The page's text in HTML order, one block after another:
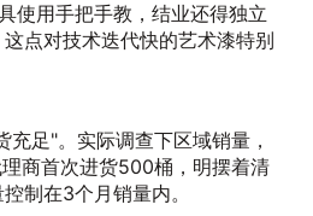
使用手把手教，结业还得独立
点对技术迭代快的艺术漆特别
足"。实际调查下区域销量，
商首次进货500桶，明摆着清
制在3个月销量内。